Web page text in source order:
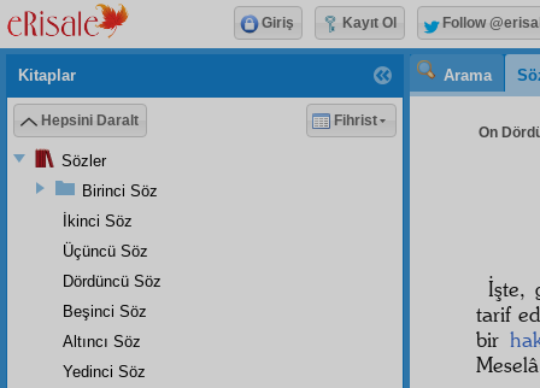
Arama
On
İşte,
tarif
bir
Kitaplar
Hepsini Daralt Fihrist
Sözler
Birinci Söz
İkinci Söz
Üçüncü Söz
Dördüncü Söz
Beşinci Söz
Altıncı Söz
Yedinci Söz
Giriş Kayıt Ol Follow